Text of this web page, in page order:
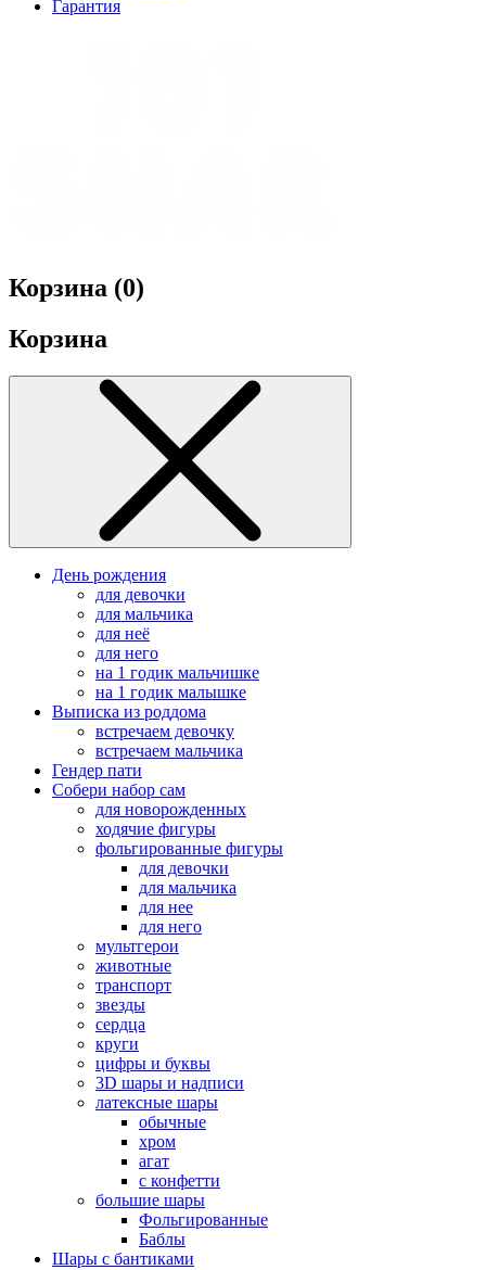
Гарантия
Корзина (0)
Корзина
День рождения
для девочки
для мальчика
для неё
для него
на 1 годик мальчишке
на 1 годик малышке
Выписка из роддома
встречаем девочку
встречаем мальчика
Гендер пати
Собери набор сам
для новорожденных
ходячие фигуры
фольгированные фигуры
для девочки
для мальчика
для нее
для него
мультгерои
животные
транспорт
звезды
сердца
круги
цифры и буквы
3D шары и надписи
латексные шары
обычные
хром
агат
с конфетти
большие шары
Фольгированные
Баблы
Шары с бантиками